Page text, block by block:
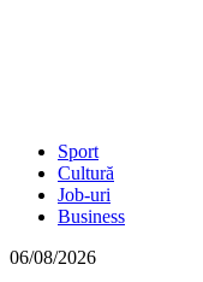
Sport
Cultură
Job-uri
Business
06/08/2026